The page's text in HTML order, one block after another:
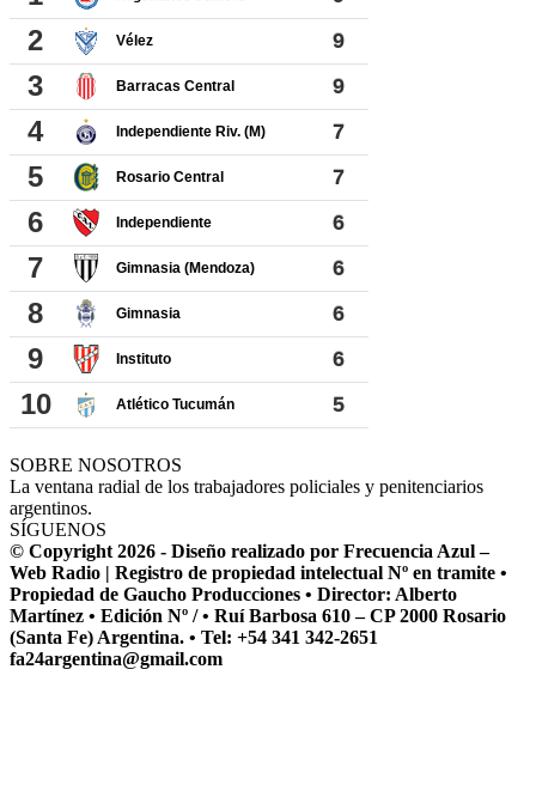
SOBRE NOSOTROS
La ventana radial de los trabajadores policiales y penitenciarios
argentinos.
SÍGUENOS
© Copyright 2026 - Diseño realizado por Frecuencia Azul –
Web Radio | Registro de propiedad intelectual Nº en tramite •
Propiedad de Gaucho Producciones • Director: Alberto
Martínez • Edición Nº / • Ruí Barbosa 610 – CP 2000 Rosario
(Santa Fe) Argentina. • Tel: +54 341 342-2651
fa24argentina@gmail.com